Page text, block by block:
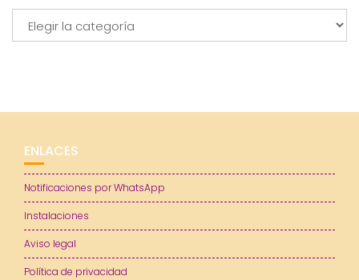
ENLACES
Notificaciones por WhatsApp
Instalaciones
Aviso legal
Política de privacidad